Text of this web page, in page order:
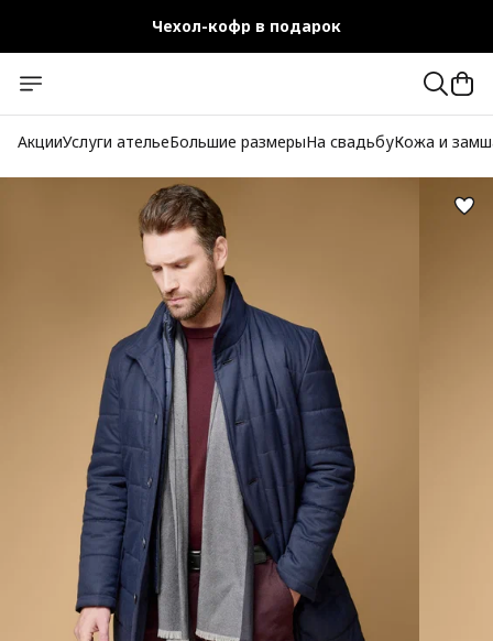
Чехол-кофр в подарок
Бесплатная доставка при заказе от 10 000 руб.
АкцииУслуги ательеБольшие размерыНа свадьбуКожа и